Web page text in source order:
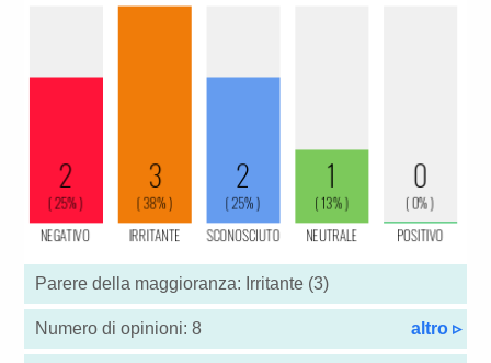
Parere della maggioranza: Irritante (3)
Numero di opinioni: 8 altro ▹